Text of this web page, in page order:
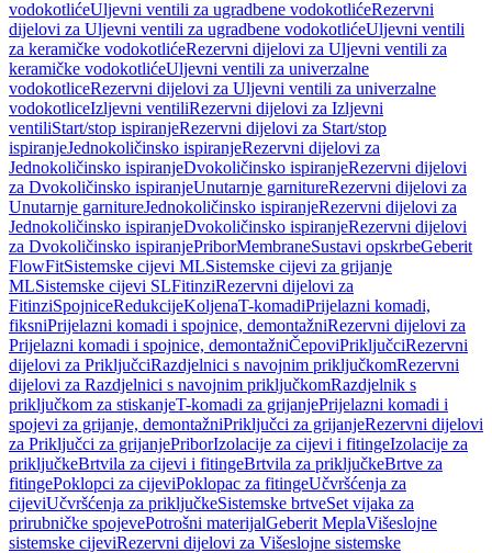
vodokotlićeUljevni ventili za ugradbene vodokotlićeRezervni
dijelovi za Uljevni ventili za ugradbene vodokotlićeUljevni ventili
za keramičke vodokotlićeRezervni dijelovi za Uljevni ventili za
keramičke vodokotlićeUljevni ventili za univerzalne
vodokotliceRezervni dijelovi za Uljevni ventili za univerzalne
vodokotliceIzljevni ventiliRezervni dijelovi za Izljevni
ventiliStart/stop ispiranjeRezervni dijelovi za Start/stop
ispiranjeJednokoličinsko ispiranjeRezervni dijelovi za
Jednokoličinsko ispiranjeDvokoličinsko ispiranjeRezervni dijelovi
za Dvokoličinsko ispiranjeUnutarnje garnitureRezervni dijelovi za
Unutarnje garnitureJednokoličinsko ispiranjeRezervni dijelovi za
Jednokoličinsko ispiranjeDvokoličinsko ispiranjeRezervni dijelovi
za Dvokoličinsko ispiranjePriborMembraneSustavi opskrbeGeberit
FlowFitSistemske cijevi MLSistemske cijevi za grijanje
MLSistemske cijevi SLFitinziRezervni dijelovi za
FitinziSpojniceRedukcijeKoljenaT-komadiPrijelazni komadi,
fiksniPrijelazni komadi i spojnice, demontažniRezervni dijelovi za
Prijelazni komadi i spojnice, demontažniČepoviPriključciRezervni
dijelovi za PriključciRazdjelnici s navojnim priključkomRezervni
dijelovi za Razdjelnici s navojnim priključkomRazdjelnik s
priključkom za stiskanjeT-komadi za grijanjePrijelazni komadi i
spojevi za grijanje, demontažniPriključci za grijanjeRezervni dijelovi
za Priključci za grijanjePriborIzolacije za cijevi i fitingeIzolacije za
priključkeBrtvila za cijevi i fitingeBrtvila za priključkeBrtve za
fitingePoklopci za cijeviPoklopac za fitingeUčvršćenja za
cijeviUčvršćenja za priključkeSistemske brtveSet vijaka za
prirubničke spojevePotrošni materijalGeberit MeplaVišeslojne
sistemske cijeviRezervni dijelovi za Višeslojne sistemske